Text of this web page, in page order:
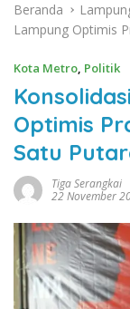
Beranda
Lampung Optimis
Kota Metro, Politik
Optimis
Satu
Tiga Serangkai
22 November